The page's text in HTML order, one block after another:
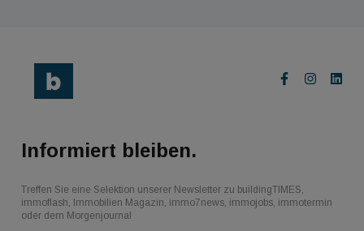
Informiert bleiben.
Treffen Sie eine Selektion unserer Newsletter zu buildingTIMES,
immoflash, Immobilien Magazin, immo7news, immojobs, immotermin
oder dem Morgenjournal